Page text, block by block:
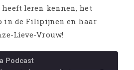
heeft leren kennen, het
in de Filipijnen en haar
Lieve-Vrouw!
Podcast